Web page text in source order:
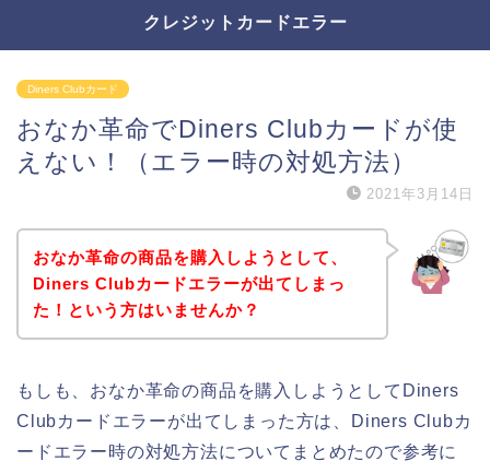
クレジットカードエラー
Diners Clubカード
おなか革命でDiners Clubカードが使
えない！（エラー時の対処方法）
2021年3月14日
おなか革命の商品を購入しようとして、
Diners Clubカードエラーが出てしまっ
た！という方はいませんか？
もしも、おなか革命の商品を購入しようとしてDiners
Clubカードエラーが出てしまった方は、Diners Clubカ
ードエラー時の対処方法についてまとめたので参考に